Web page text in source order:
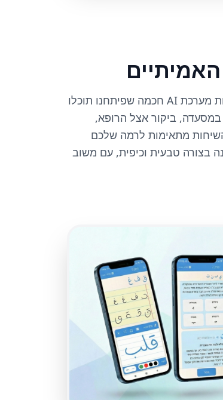
בבסמה לא לומדים רק תיאוריה. באמצעות מערכת AI חכמה שפיתחנו תוכלו
במסעדה, ביקור אצל הרופא,
השיחות מתאימות לרמה שלכם
בצורה טבעית וכיפית, עם משוב